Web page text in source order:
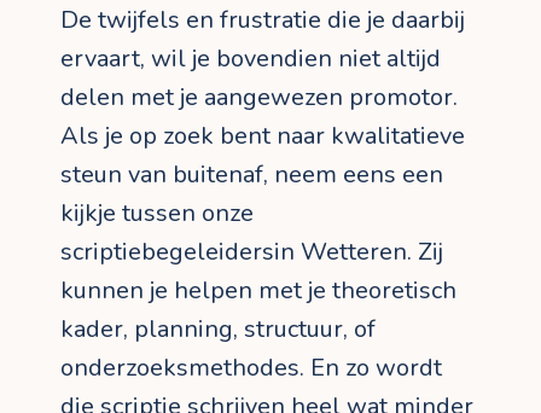
De twijfels en frustratie die je daarbij
ervaart, wil je bovendien niet altijd
delen met je aangewezen promotor.
Als je op zoek bent naar kwalitatieve
steun van buitenaf, neem eens een
kijkje tussen onze
scriptiebegeleidersin Wetteren. Zij
kunnen je helpen met je theoretisch
kader, planning, structuur, of
onderzoeksmethodes. En zo wordt